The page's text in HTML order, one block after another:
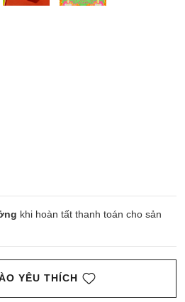
khi hoàn tất thanh toán cho sản
YÊU THÍCH